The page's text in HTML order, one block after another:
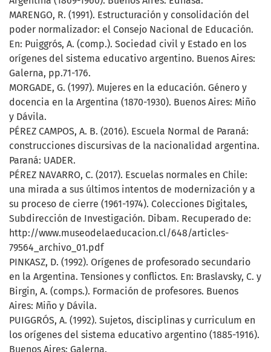
MARENGO, R. (1991). Estructuración y consolidación del
poder normalizador: el Consejo Nacional de Educación.
En: Puiggrós, A. (comp.). Sociedad civil y Estado en los
orígenes del sistema educativo argentino. Buenos Aires:
Galerna, pp.71-176.
MORGADE, G. (1997). Mujeres en la educación. Género y
docencia en la Argentina (1870-1930). Buenos Aires: Miño
y Dávila.
PÉREZ CAMPOS, A. B. (2016). Escuela Normal de Paraná:
construcciones discursivas de la nacionalidad argentina.
Paraná: UADER.
PÉREZ NAVARRO, C. (2017). Escuelas normales en Chile:
una mirada a sus últimos intentos de modernización y a
su proceso de cierre (1961-1974). Colecciones Digitales,
Subdirección de Investigación. Dibam. Recuperado de:
http://www.museodelaeducacion.cl/648/articles-
79564_archivo_01.pdf
PINKASZ, D. (1992). Orígenes de profesorado secundario
en la Argentina. Tensiones y conflictos. En: Braslavsky, C. y
Birgin, A. (comps.). Formación de profesores. Buenos
Aires: Miño y Dávila.
PUIGGRÓS, A. (1992). Sujetos, disciplinas y curriculum en
los orígenes del sistema educativo argentino (1885-1916).
Buenos Aires: Galerna.